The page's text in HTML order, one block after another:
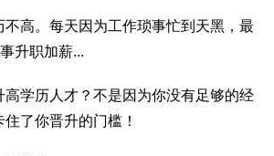
不高。每天因为工作琐事忙到天黑，最
升职加薪...
高学历人才？不是因为你没有足够的经
住了你晋升的门槛！